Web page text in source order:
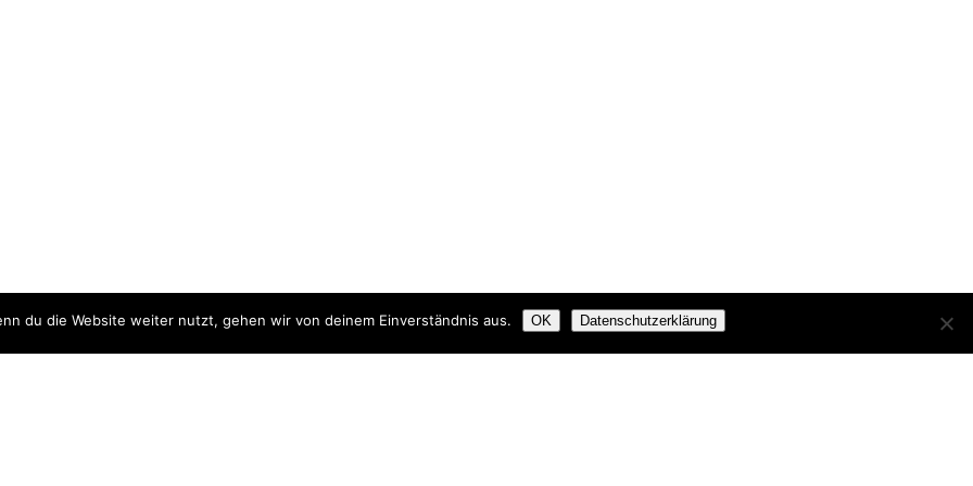
du die Website weiter nutzt, gehen wir von deinem Einverständnis aus. OK Datenschutzerklärung